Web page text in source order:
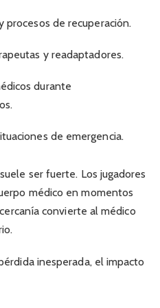
procesos de recuperación.
y readaptadores.
durante
de emergencia.
ser fuerte. Los jugadores
médico en momentos
convierte al médico
inesperada, el impacto